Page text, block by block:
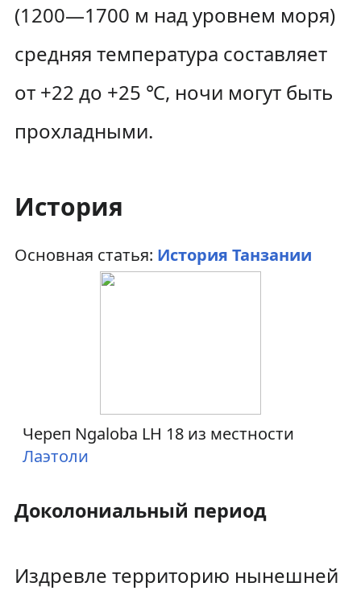
(1200—1700 м над уровнем моря)
средняя температура составляет
от +22 до +25 ℃, ночи могут быть
прохладными.
История
Основная статья: История Танзании
Череп Ngaloba LH 18 из местности
Лаэтоли
Доколониальный период
Издревле территорию нынешней